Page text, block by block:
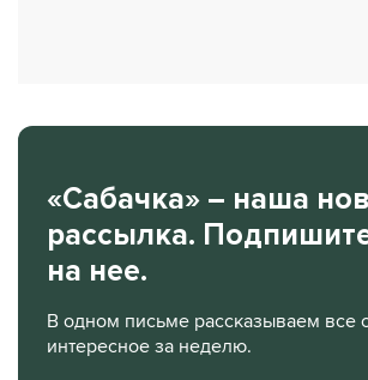
«Сабачка» – наша
рассылка.
на нее.
В одном письме рассказываем все
интересное за неделю.